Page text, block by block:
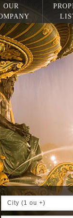
OUR
City (1 ou +)